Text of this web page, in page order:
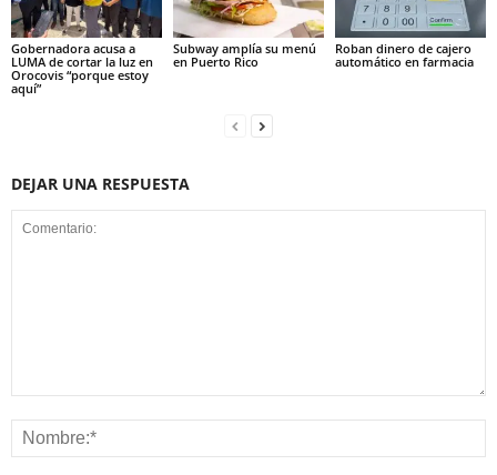
Gobernadora acusa a
LUMA de cortar la luz en
Orocovis “porque estoy
aquí”
Subway amplía su menú
en Puerto Rico
Roban dinero de cajero
automático en farmacia
DEJAR UNA RESPUESTA